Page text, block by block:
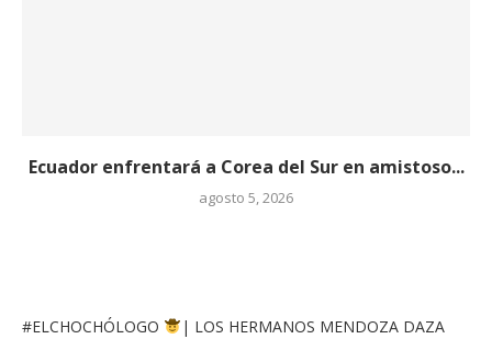
Ecuador enfrentará a Corea del Sur en amistoso...
agosto 5, 2026
#ELCHOCHÓLOGO
| LOS HERMANOS MENDOZA DAZA